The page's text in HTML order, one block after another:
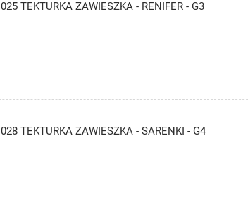
025 TEKTURKA ZAWIESZKA - RENIFER - G3
028 TEKTURKA ZAWIESZKA - SARENKI - G4